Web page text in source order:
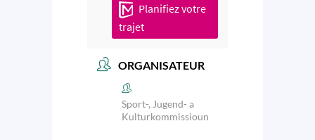
Planifiez votre
trajet
ORGANISATEUR
Sport-, Jugend- a
Kulturkommissioun